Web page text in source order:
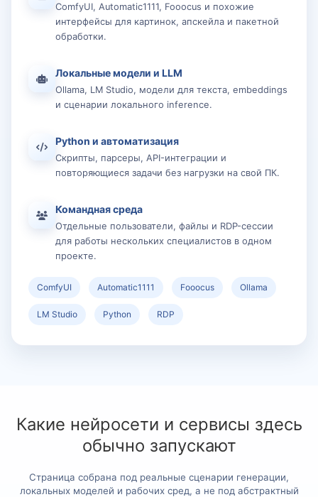
ComfyUI, Automatic1111, Fooocus и похожие
интерфейсы для картинок, апскейла и пакетной
обработки.
Локальные модели и LLM
Ollama, LM Studio, модели для текста, embeddings
и сценарии локального inference.
Python и автоматизация
Скрипты, парсеры, API-интеграции и
повторяющиеся задачи без нагрузки на свой ПК.
Командная среда
Отдельные пользователи, файлы и RDP-сессии
для работы нескольких специалистов в одном
проекте.
ComfyUI Automatic1111 Fooocus Ollama
LM Studio Python RDP
Какие нейросети и сервисы здесь
обычно запускают
Страница собрана под реальные сценарии генерации,
локальных моделей и рабочих сред, а не под абстрактный